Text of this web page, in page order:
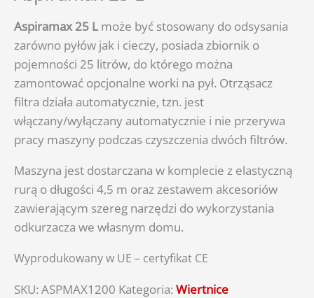
Aspiramax 25 L może być stosowany do odsysania
zarówno pyłów jak i cieczy, posiada zbiornik o
pojemności 25 litrów, do którego można
zamontować opcjonalne worki na pył. Otrząsacz
filtra działa automatycznie, tzn. jest
włączany/wyłączany automatycznie i nie przerywa
pracy maszyny podczas czyszczenia dwóch filtrów.
Maszyna jest dostarczana w komplecie z elastyczną
rurą o długości 4,5 m oraz zestawem akcesoriów
zawierającym szereg narzędzi do wykorzystania
odkurzacza we własnym domu.
Wyprodukowany w UE – certyfikat CE
SKU: ASPMAX1200 Kategoria: Wiertnice